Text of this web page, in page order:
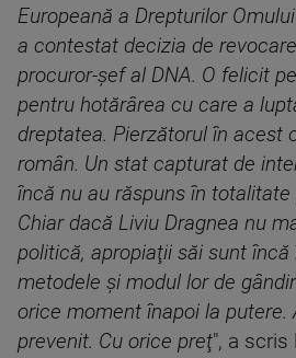
Europeană a Drepturilor
a contestat decizia de
procuror-şef al DNA. O felicit
pentru hotărârea cu care a
dreptatea. Pierzătorul în acest
român. Un stat capturat de
încă nu au răspuns în totalitate
Chiar dacă Liviu Dragnea nu
politică, apropiaţii săi sunt
metodele şi modul lor de
orice moment înapoi la putere.
prevenit. Cu orice preţ", a scris